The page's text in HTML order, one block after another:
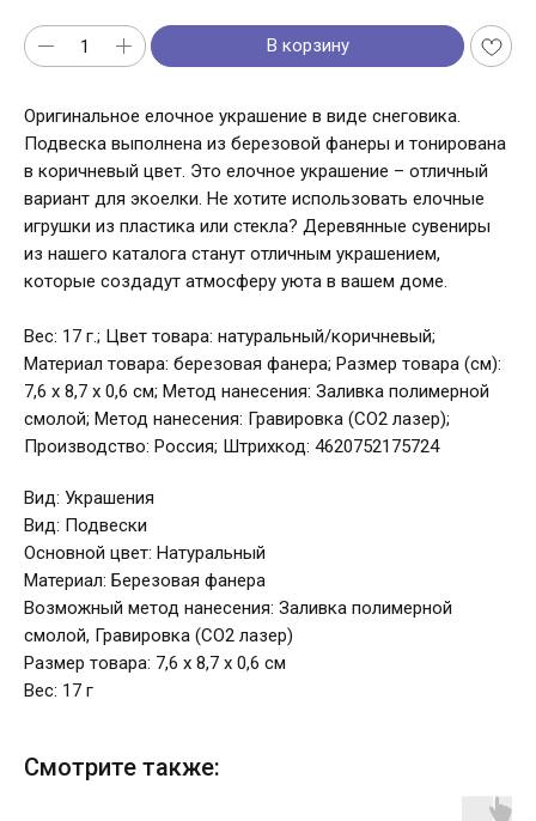
В корзину
Оригинальное елочное украшение в виде снеговика.
Подвеска выполнена из березовой фанеры и тонирована
в коричневый цвет. Это елочное украшение – отличный
вариант для экоелки. Не хотите использовать елочные
игрушки из пластика или стекла? Деревянные сувениры
из нашего каталога станут отличным украшением,
которые создадут атмосферу уюта в вашем доме.
Вес: 17 г.; Цвет товара: натуральный/коричневый;
Материал товара: березовая фанера; Размер товара (см):
7,6 х 8,7 х 0,6 см; Метод нанесения: Заливка полимерной
смолой; Метод нанесения: Гравировка (CO2 лазер);
Производство: Россия; Штрихкод: 4620752175724
Вид: Украшения
Вид: Подвески
Основной цвет: Натуральный
Материал: Березовая фанера
Возможный метод нанесения: Заливка полимерной
смолой, Гравировка (CO2 лазер)
Размер товара: 7,6 х 8,7 х 0,6 см
Вес: 17 г
Смотрите также: